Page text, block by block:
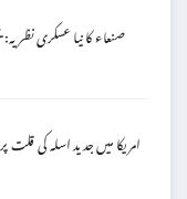
صنعاء کا نیا عسکری
امریکا میں جدید اسلہ کی